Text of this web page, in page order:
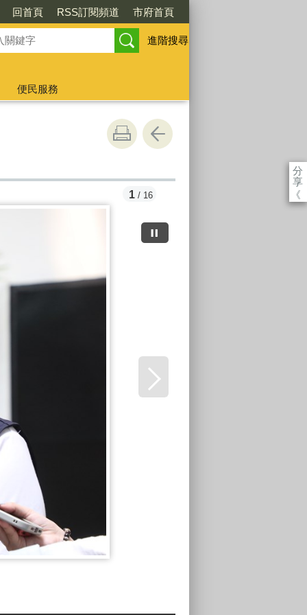
回首頁 RSS訂閱頻道 市府首頁
進階搜尋
便民服務
分
享
《
1 / 16